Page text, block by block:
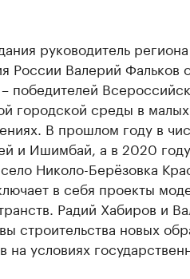
руководитель
России Валерий Фальков
победителей
городской среды в
В прошлом году в
и Ишимбай, а в 2020
Николо-Берёзовка
в себя проекты
Радий Хабиров и
строительства новых
на условиях